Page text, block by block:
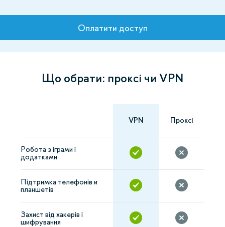
Тарифи
Що обрати: проксі чи VPN
VPN Проксі
Робота з іграми і
додатками
Підтримка телефонів и
планшетів
Захист від хакерів і
шифрування
Оплатити доступ